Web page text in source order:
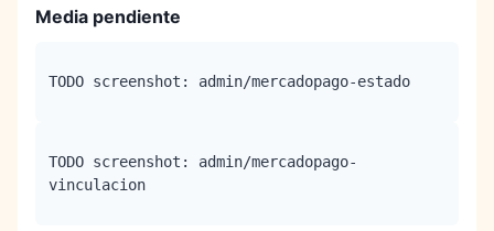
Media pendiente
TODO screenshot: admin/mercadopago-estado
TODO screenshot: admin/mercadopago-
vinculacion